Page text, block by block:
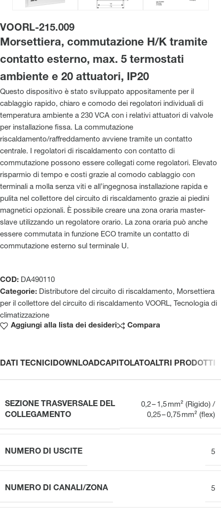
VOORL-215.009
Morsettiera, commutazione H/K tramite
contatto esterno, max. 5 termostati
ambiente e 20 attuatori, IP20
Questo dispositivo è stato sviluppato appositamente per il
cablaggio rapido, chiaro e comodo dei regolatori individuali di
temperatura ambiente a 230 VCA con i relativi attuatori di valvole
per installazione fissa. La commutazione
riscaldamento/raffreddamento avviene tramite un contatto
centrale. I regolatori di riscaldamento con contatto di
commutazione possono essere collegati come regolatori. Elevato
risparmio di tempo e costi grazie al comodo cablaggio con
terminali a molla senza viti e all’ingegnosa installazione rapida e
pulita nel collettore del circuito di riscaldamento grazie ai piedini
magnetici opzionali. È possibile creare una zona oraria master-
slave utilizzando un regolatore orario. La zona oraria può anche
essere commutata in funzione ECO tramite un contatto di
commutazione esterno sul terminale U.
COD: DA490110
Categorie: Distributore del circuito di riscaldamento, Morsettiera
per il collettore del circuito di riscaldamento VOORL, Tecnologia di
climatizzazione
Aggiungi alla lista dei desideri
Compara
DATI TECNICIDOWNLOADCAPITOLATOALTRI PRODOTTI
SEZIONE TRASVERSALE DEL
COLLEGAMENTO
0,2 – 1,5 mm² (Rigido) /
0,25 – 0,75 mm² (flex)
NUMERO DI USCITE 5
NUMERO DI CANALI/ZONA 5